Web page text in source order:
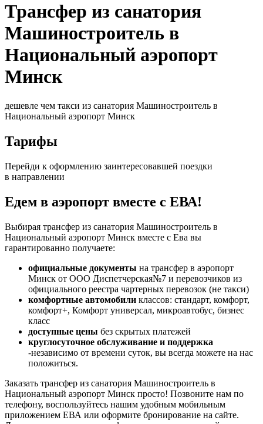
Трансфер из санатория
Машиностроитель в
Национальный аэропорт
Минск
дешевле чем такси из санатория Машиностроитель в
Национальный аэропорт Минск
Тарифы
Перейди к оформлению заинтересовавшей поездки
в направлении
Едем в аэропорт вместе с ЕВА!
Выбирая трансфер из санатория Машиностроитель в
Национальный аэропорт Минск вместе с Ева вы
гарантированно получаете:
официальные документы на трансфер в аэропорт
Минск от ООО Диспетчерская№7 и перевозчиков из
официального реестра чартерных перевозок (не такси)
комфортные автомобили классов: стандарт, комфорт,
комфорт+, Комфорт универсал, микроавтобус, бизнес
класс
доступные цены без скрытых платежей
круглосуточное обслуживание и поддержка
-независимо от времени суток, вы всегда можете на нас
положиться.
Заказать трансфер из санатория Машиностроитель в
Национальный аэропорт Минск просто! Позвоните нам по
телефону, воспользуйтесь нашим удобным мобильным
приложением ЕВА или оформите бронирование на сайте.